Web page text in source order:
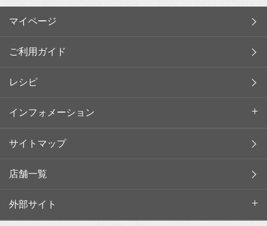
マイページ
ご利用ガイド
レシピ
インフォメーション
サイトマップ
店舗一覧
外部サイト